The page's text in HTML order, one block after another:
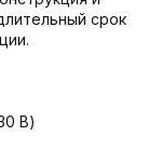
срок
В)